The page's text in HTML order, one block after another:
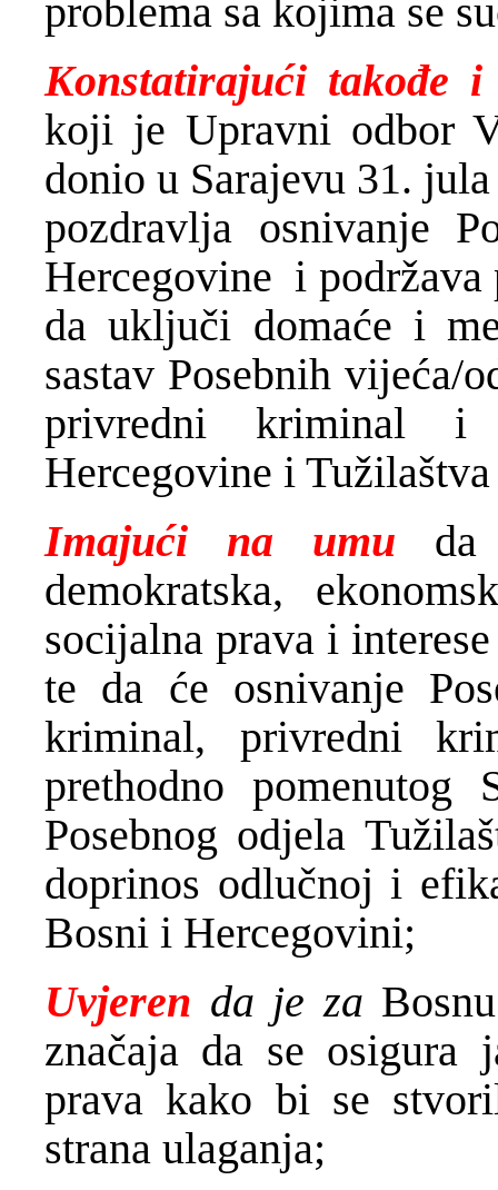
problema sa kojima se
Konstatirajući takođe i
koji je Upravni odbor
donio u Sarajevu 31.
pozdravlja osnivanje
Hercegovine i
da uključi domaće i
sastav Posebnih vijeća/
privredni kriminal
Hercegovine i
Imajući na umu da
demokratska,
socijalna prava i
te da će osnivanje
kriminal, privredni
prethodno
Posebnog odjela
doprinos odlučnoj i
Bosni i Hercegovini;
Uvjeren da je za
značaja da se osigura
prava kako bi se
strana ulaganja;